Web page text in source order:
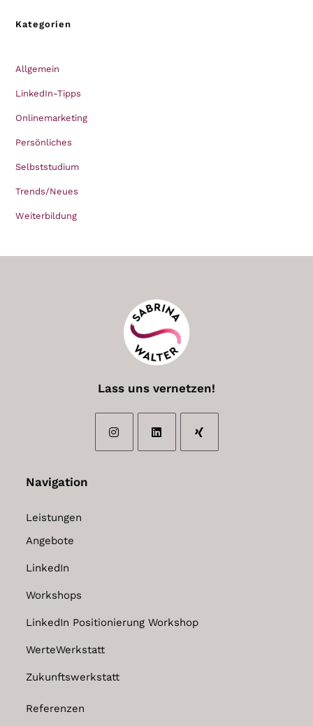
Kategorien
Allgemein
LinkedIn-Tipps
Onlinemarketing
Persönliches
Selbststudium
Trends/Neues
Weiterbildung
Lass uns vernetzen!
Navigation
Leistungen
Angebote
LinkedIn
Workshops
LinkedIn Positionierung Workshop
WerteWerkstatt
Zukunftswerkstatt
Referenzen